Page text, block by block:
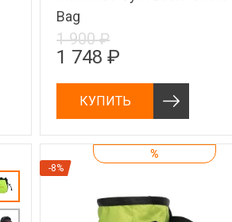
Bag
1 900 ₽
1 748 ₽
КУПИТЬ
%
-8%